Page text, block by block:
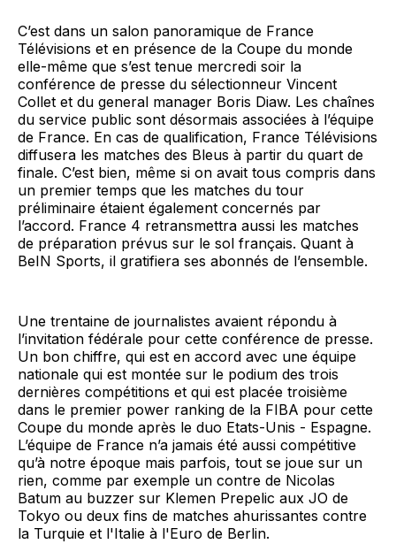
C’est dans un salon panoramique de France
Télévisions et en présence de la Coupe du monde
elle-même que s’est tenue mercredi soir la
conférence de presse du sélectionneur Vincent
Collet et du general manager Boris Diaw. Les chaînes
du service public sont désormais associées à l’équipe
de France. En cas de qualification, France Télévisions
diffusera les matches des Bleus à partir du quart de
finale. C’est bien, même si on avait tous compris dans
un premier temps que les matches du tour
préliminaire étaient également concernés par
l’accord. France 4 retransmettra aussi les matches
de préparation prévus sur le sol français. Quant à
BeIN Sports, il gratifiera ses abonnés de l’ensemble.
Une trentaine de journalistes avaient répondu à
l’invitation fédérale pour cette conférence de presse.
Un bon chiffre, qui est en accord avec une équipe
nationale qui est montée sur le podium des trois
dernières compétitions et qui est placée troisième
dans le premier power ranking de la FIBA pour cette
Coupe du monde après le duo Etats-Unis - Espagne.
L’équipe de France n’a jamais été aussi compétitive
qu’à notre époque mais parfois, tout se joue sur un
rien, comme par exemple un contre de Nicolas
Batum au buzzer sur Klemen Prepelic aux JO de
Tokyo ou deux fins de matches ahurissantes contre
la Turquie et l'Italie à l'Euro de Berlin.